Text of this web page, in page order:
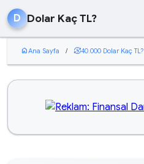
D Dolar Kaç TL?
homeAna Sayfa / currency_exchange40.000 Dolar Kaç TL?